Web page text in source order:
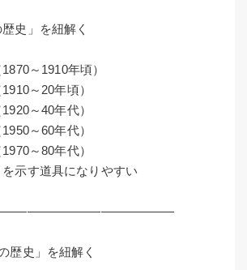
史」を紐解く
～1910年頃）
～20年頃）
～40年代）
～60年代）
～80年代）
示す道具になりやすい
歴史」を紐解く